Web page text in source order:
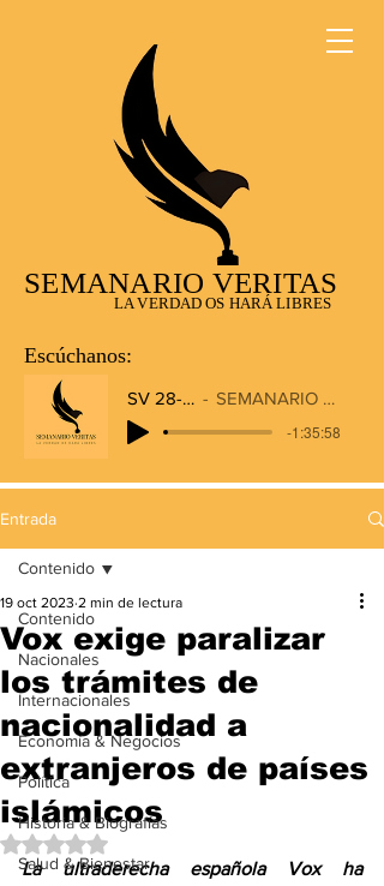
SEMANARIO VERITAS
LA VERDAD OS HARÁ LIBRES
Escúchanos:
SV 28-12-2025
SEMANARIO VERITAS RADIO
-1:35:58
Entrada
Contenido
Nacionales
Internacionales
Economía & Negocios
Política
Historia & Biografías
Salud & Bienestar
Contenido
Vox exige paralizar
los trámites de
nacionalidad a
extranjeros de países
islámicos
19 oct 2023 2 min de lectura
Obtuvo NaN de 5 estrellas.
La ultraderecha española Vox ha